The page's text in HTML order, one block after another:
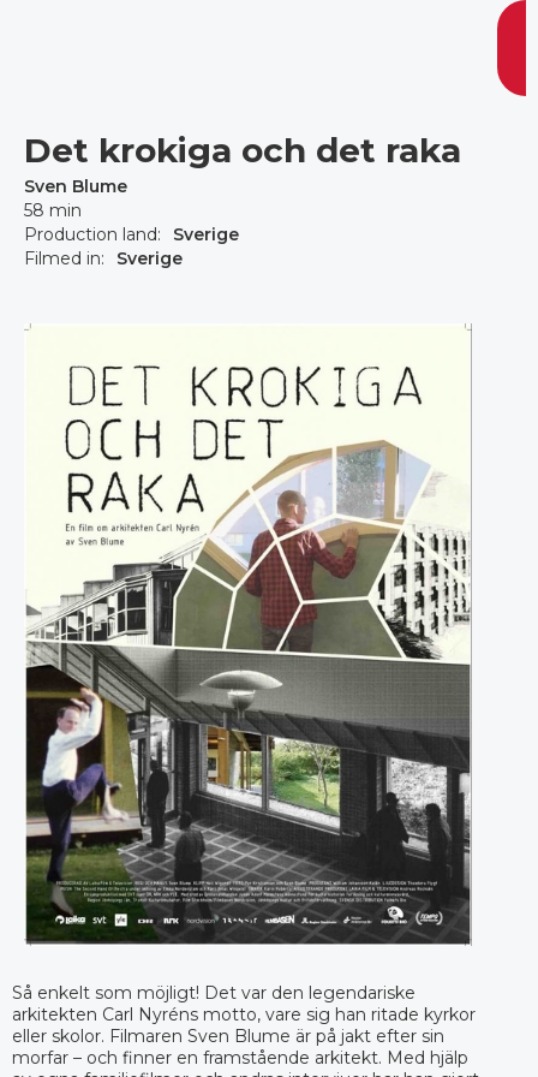
Det krokiga och det raka
Sven Blume
58 min
Production land:
Sverige
Filmed in:
Sverige
Så enkelt som möjligt! Det var den legendariske
arkitekten Carl Nyréns motto, vare sig han ritade kyrkor
eller skolor. Filmaren Sven Blume är på jakt efter sin
morfar – och finner en framstående arkitekt. Med hjälp